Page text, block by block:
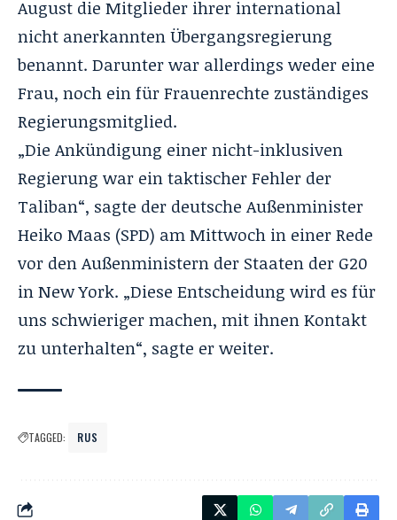
August die Mitglieder ihrer international
nicht anerkannten Übergangsregierung
benannt. Darunter war allerdings weder eine
Frau, noch ein für Frauenrechte zuständiges
Regierungsmitglied.
„Die Ankündigung einer nicht-inklusiven
Regierung war ein taktischer Fehler der
Taliban“, sagte der deutsche Außenminister
Heiko Maas (SPD) am Mittwoch in einer Rede
vor den Außenministern der Staaten der G20
in New York. „Diese Entscheidung wird es für
uns schwieriger machen, mit ihnen Kontakt
zu unterhalten“, sagte er weiter.
TAGGED: RUS